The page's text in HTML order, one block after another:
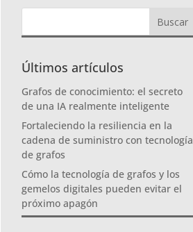
Últimos artículos
Grafos de conocimiento: el secreto
de una IA realmente inteligente
Fortaleciendo la resiliencia en la
cadena de suministro con tecnología
de grafos
Cómo la tecnología de grafos y los
gemelos digitales pueden evitar el
próximo apagón